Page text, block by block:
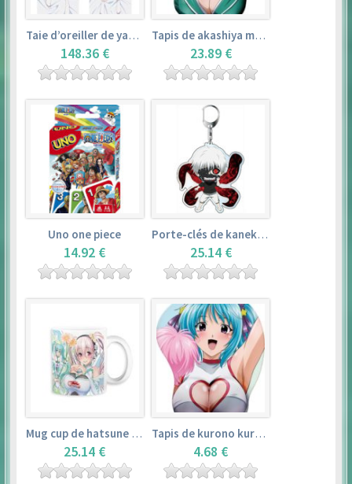
Taie d’oreiller de yamada elf – eromanga sensei
148.36 €
Tapis de akashiya moka – rosario + vampire
23.89 €
Uno one piece
14.92 €
Porte-clés de kaneki ken – tokyo ghoul
25.14 €
Mug cup de hatsune miku & super sonico – vocaloid
25.14 €
Tapis de kurono kurumu – rosario + vampire
4.68 €